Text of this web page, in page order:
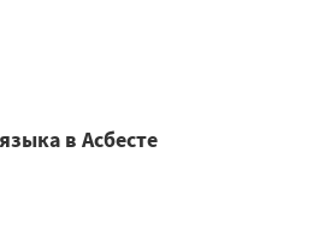
в Асбесте